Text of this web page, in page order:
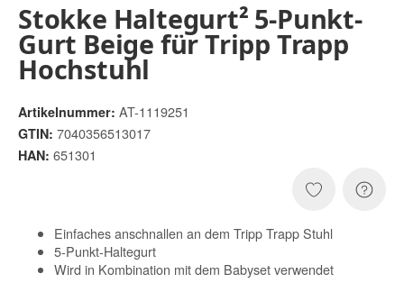
Stokke Haltegurt² 5-Punkt-
Gurt Beige für Tripp Trapp
Hochstuhl
Artikelnummer: AT-1119251
GTIN: 7040356513017
HAN: 651301
Einfaches anschnallen an dem Tripp Trapp Stuhl
5-Punkt-Haltegurt
Wird in Kombination mit dem Babyset verwendet